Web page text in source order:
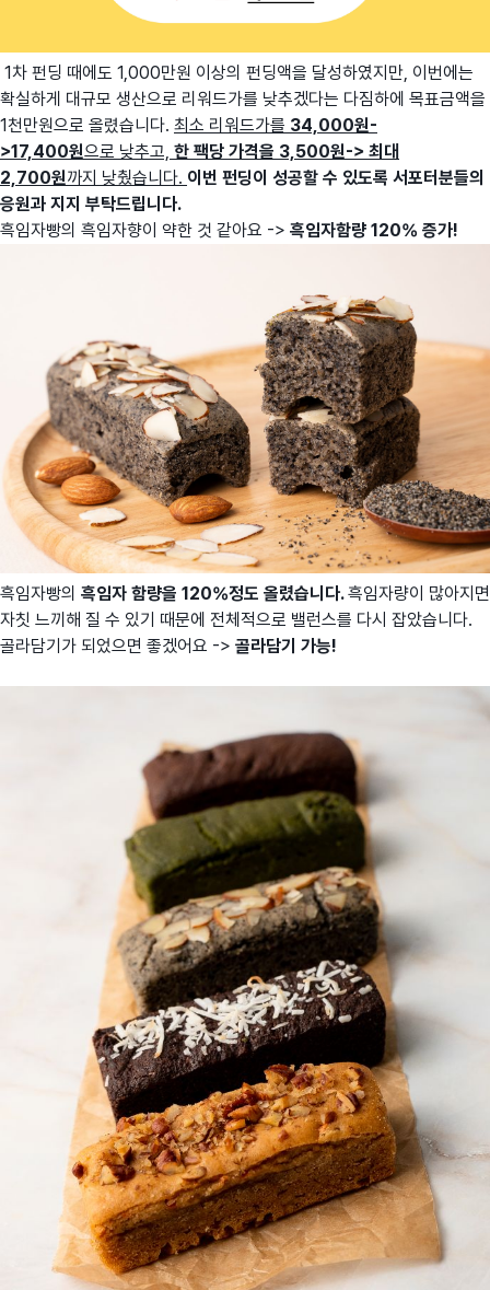
1차 펀딩 때에도 1,000만원 이상의 펀딩액을 달성하였지만, 이번에는
확실하게 대규모 생산으로 리워드가를 낮추겠다는 다짐하에 목표금액을
1천만원으로 올렸습니다. 최소 리워드가를 34,000원-
>17,400원으로 낮추고, 한 팩당 가격을 3,500원-> 최대
2,700원까지 낮췄습니다. 이번 펀딩이 성공할 수 있도록 서포터분들의
응원과 지지 부탁드립니다.
흑임자빵의 흑임자향이 약한 것 같아요 -> 흑임자함량 120% 증가!
흑임자빵의 흑임자 함량을 120%정도 올렸습니다.흑임자량이 많아지면
자칫 느끼해 질 수 있기 때문에 전체적으로 밸런스를 다시 잡았습니다.
골라담기가 되었으면 좋겠어요 -> 골라담기 가능!